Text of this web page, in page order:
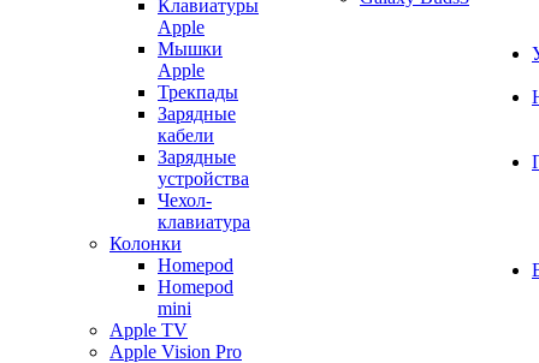
Клавиатуры
Apple
Мышки
Apple
Трекпады
Зарядные
кабели
Зарядные
устройства
Чехол-
клавиатура
Колонки
Homepod
Homepod
mini
Apple TV
Apple Vision Pro